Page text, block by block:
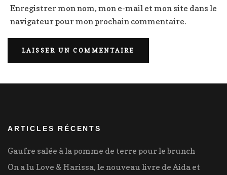
Enregistrer mon nom, mon e-mail et mon site dans le
navigateur pour mon prochain commentaire.
ARTICLES RÉCENTS
Gaufre salée à la pomme de terre pour le brunch
On a lu Love & Harissa, le nouveau livre de Aida et